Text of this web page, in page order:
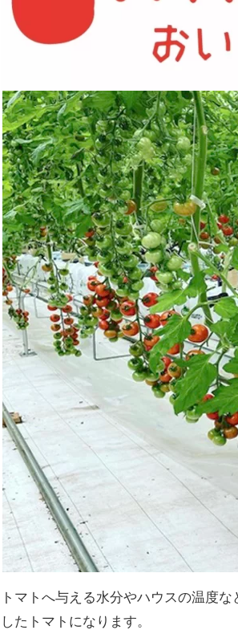
トマトへ与える水分やハウスの温度
したトマトになります。